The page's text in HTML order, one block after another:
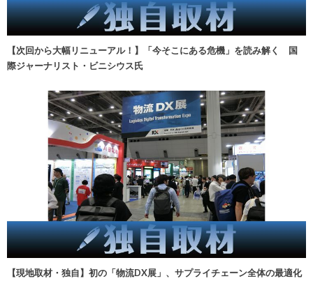
【次回から大幅リニューアル！】「今そこにある危機」を読み解く 国
際ジャーナリスト・ビニシウス氏
【現地取材・独自】初の「物流DX展」、サプライチェーン全体の最適化